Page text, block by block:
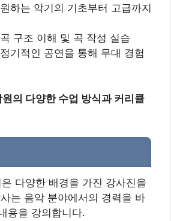
하는 악기의 기초부터 고급까지
구조 이해 및 곡 작성 실습
기적인 공연을 통해 무대 경험
의 다양한 수업 방식과 커리큘
다양한 배경을 가진 강사진을
는 음악 분야에서의 경력을 바
용을 강의합니다.